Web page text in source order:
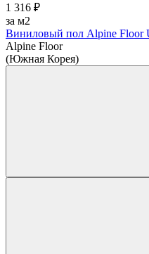
1 316 ₽
за м2
Виниловый пол Alpine
Alpine Floor
(Южная Корея)